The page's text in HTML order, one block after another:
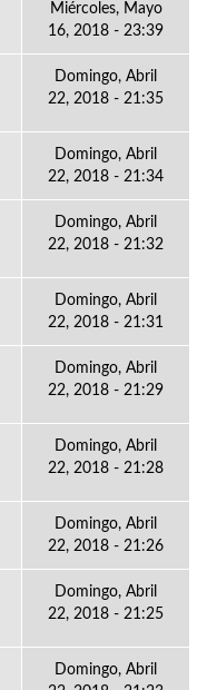
Miércoles, Mayo
16, 2018 - 23:39
Domingo, Abril
22, 2018 - 21:35
Domingo, Abril
22, 2018 - 21:34
Domingo, Abril
22, 2018 - 21:32
Domingo, Abril
22, 2018 - 21:31
Domingo, Abril
22, 2018 - 21:29
Domingo, Abril
22, 2018 - 21:28
Domingo, Abril
22, 2018 - 21:26
Domingo, Abril
22, 2018 - 21:25
Domingo, Abril